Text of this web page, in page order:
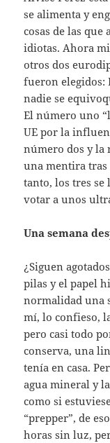
se alimenta y
cosas de las
idiotas. Ahora
otros dos
fueron elegidos:
nadie se
El número uno
UE por la
número dos y la
una mentira tras
tanto, los tres
votar a unos
Una semana
¿Siguen
pilas y el papel
normalidad una
mí, lo confieso,
pero casi todo
conserva, una
tenía en casa.
agua mineral y
como si
“prepper”, de
horas sin luz,